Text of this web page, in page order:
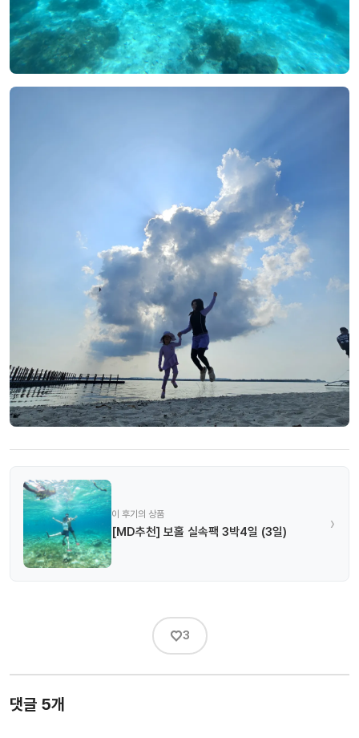
이 후기의 상품
[MD추천] 보홀 실속팩 3박4일 (3일) ›
♡3
댓글 5개